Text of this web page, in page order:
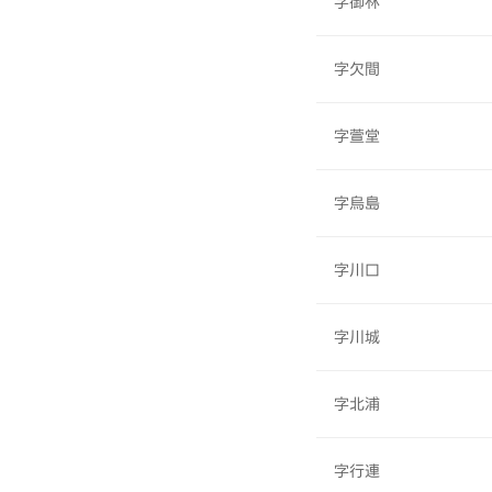
字欠間
字萱堂
字烏島
字川口
字川城
字北浦
字行連